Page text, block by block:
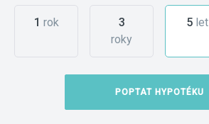
1 rok
3
roky
5let
POPTAT HYPOTÉKU